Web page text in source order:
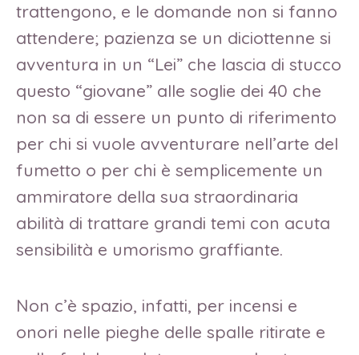
trattengono, e le domande non si fanno
attendere; pazienza se un diciottenne si
avventura in un “Lei” che lascia di stucco
questo “giovane” alle soglie dei 40 che
non sa di essere un punto di riferimento
per chi si vuole avventurare nell’arte del
fumetto o per chi è semplicemente un
ammiratore della sua straordinaria
abilità di trattare grandi temi con acuta
sensibilità e umorismo graffiante.
Non c’è spazio, infatti, per incensi e
onori nelle pieghe delle spalle ritirate e